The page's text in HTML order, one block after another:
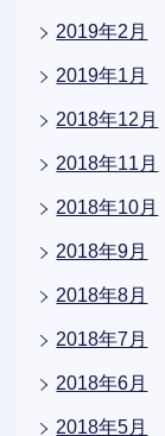
2019年2月
2019年1月
2018年12月
2018年11月
2018年10月
2018年9月
2018年8月
2018年7月
2018年6月
2018年5月